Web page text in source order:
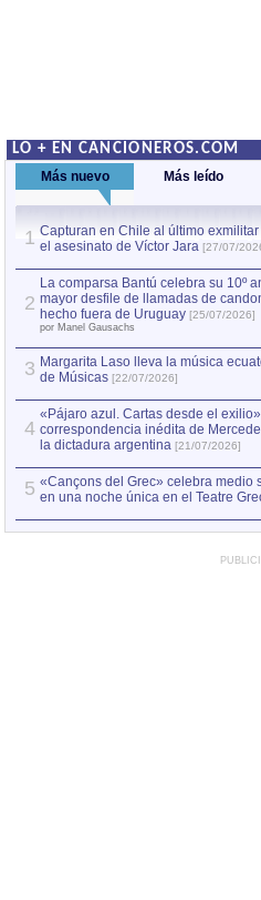
LO + EN CANCIONEROS.COM
Más nuevo Más leído
1 Capturan en Chile al último
el asesinato de Víctor Jara [27/07/
2
La comparsa Bantú celebra su 10º
mayor desfile de llamadas de
hecho fuera de Uruguay [25/07/2026]
por Manel Gausachs
3 Margarita Laso lleva la música
de Músicas [22/07/2026]
4
«Pájaro azul. Cartas desde el
correspondencia inédita de
la dictadura argentina [21/07/2026]
5 «Cançons del Grec» celebra medio
en una noche única en el Teatre